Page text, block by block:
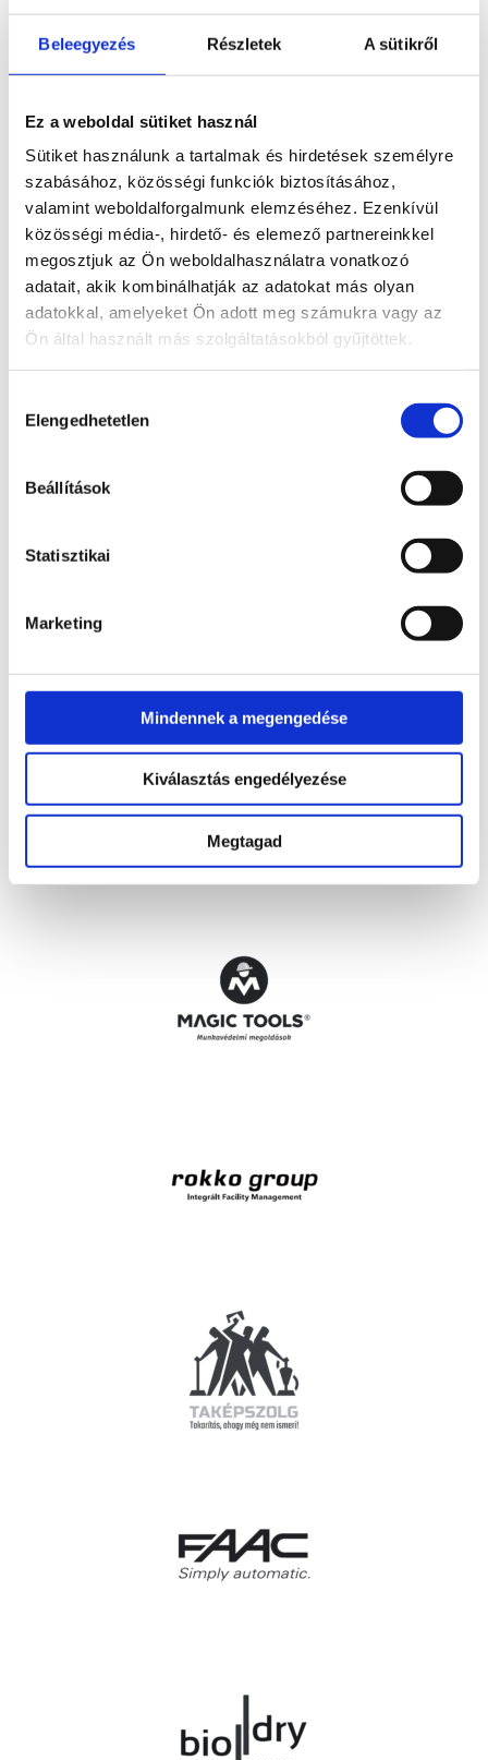
Beleegyezés Részletek A sütikről
Ez a weboldal sütiket használ
Sütiket használunk a tartalmak és hirdetések személyre
szabásához, közösségi funkciók biztosításához,
valamint weboldalforgalmunk elemzéséhez. Ezenkívül
közösségi média-, hirdető- és elemező partnereinkkel
megosztjuk az Ön weboldalhasználatra vonatkozó
adatait, akik kombinálhatják az adatokat más olyan
adatokkal, amelyeket Ön adott meg számukra vagy az
Ön által használt más szolgáltatásokból gyűjtöttek.
kiválasztása
Elengedhetetlen
Beállítások
Statisztikai
Marketing
Mindennek a megengedése
Kiválasztás engedélyezése
Megtagad
Tűz- és robbanásvédelem
Munkaruházat, munkavédelmi eszközök
Housekeeping hatékonyságnövelő rendszer
Tagvállalataink